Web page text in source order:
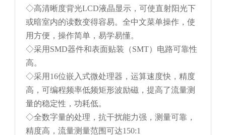
◇高清晰度背光LCD液晶显示，可使直射阳光下
或暗室内的读数变得容易。全中文菜单操作，使
用方便，操作简单，易学易懂。
◇采用SMD器件和表面贴装（SMT）电路可靠性
高。
◇采用16位嵌入式微处理器，运算速度快，精度
高，可编程频率低频矩形波励磁，提高了流量测
量的稳定性，功耗低。
◇全数字量的处理，抗干扰能力强，测量可靠，
精度高，流量测量范围可达150:1